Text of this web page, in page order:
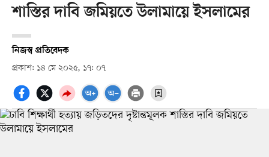
শাস্তির দাবি জমিয়তে উলামায়ে ইসলামের
নিজস্ব প্রতিবেদক
প্রকাশ: ১৪ মে ২০২৫, ১৭: ০৭